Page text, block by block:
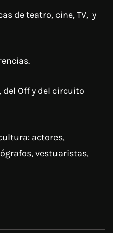
de teatro, cine, TV, y
Off y del circuito
actores,
vestuaristas,